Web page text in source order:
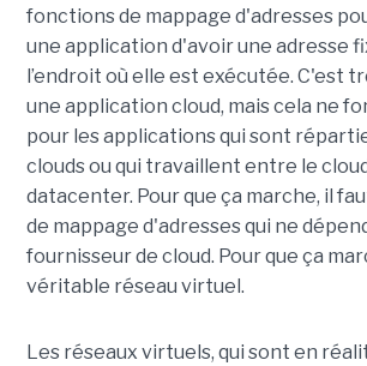
fonctions de mappage d'adresses
une application d'avoir une adresse
l’endroit où elle est exécutée. C'est
une application cloud, mais cela ne
pour les applications qui sont
clouds ou qui travaillent entre le
datacenter. Pour que ça marche, il
de mappage d'adresses qui ne
fournisseur de cloud. Pour que ça
véritable réseau virtuel.
Les réseaux virtuels, qui sont en